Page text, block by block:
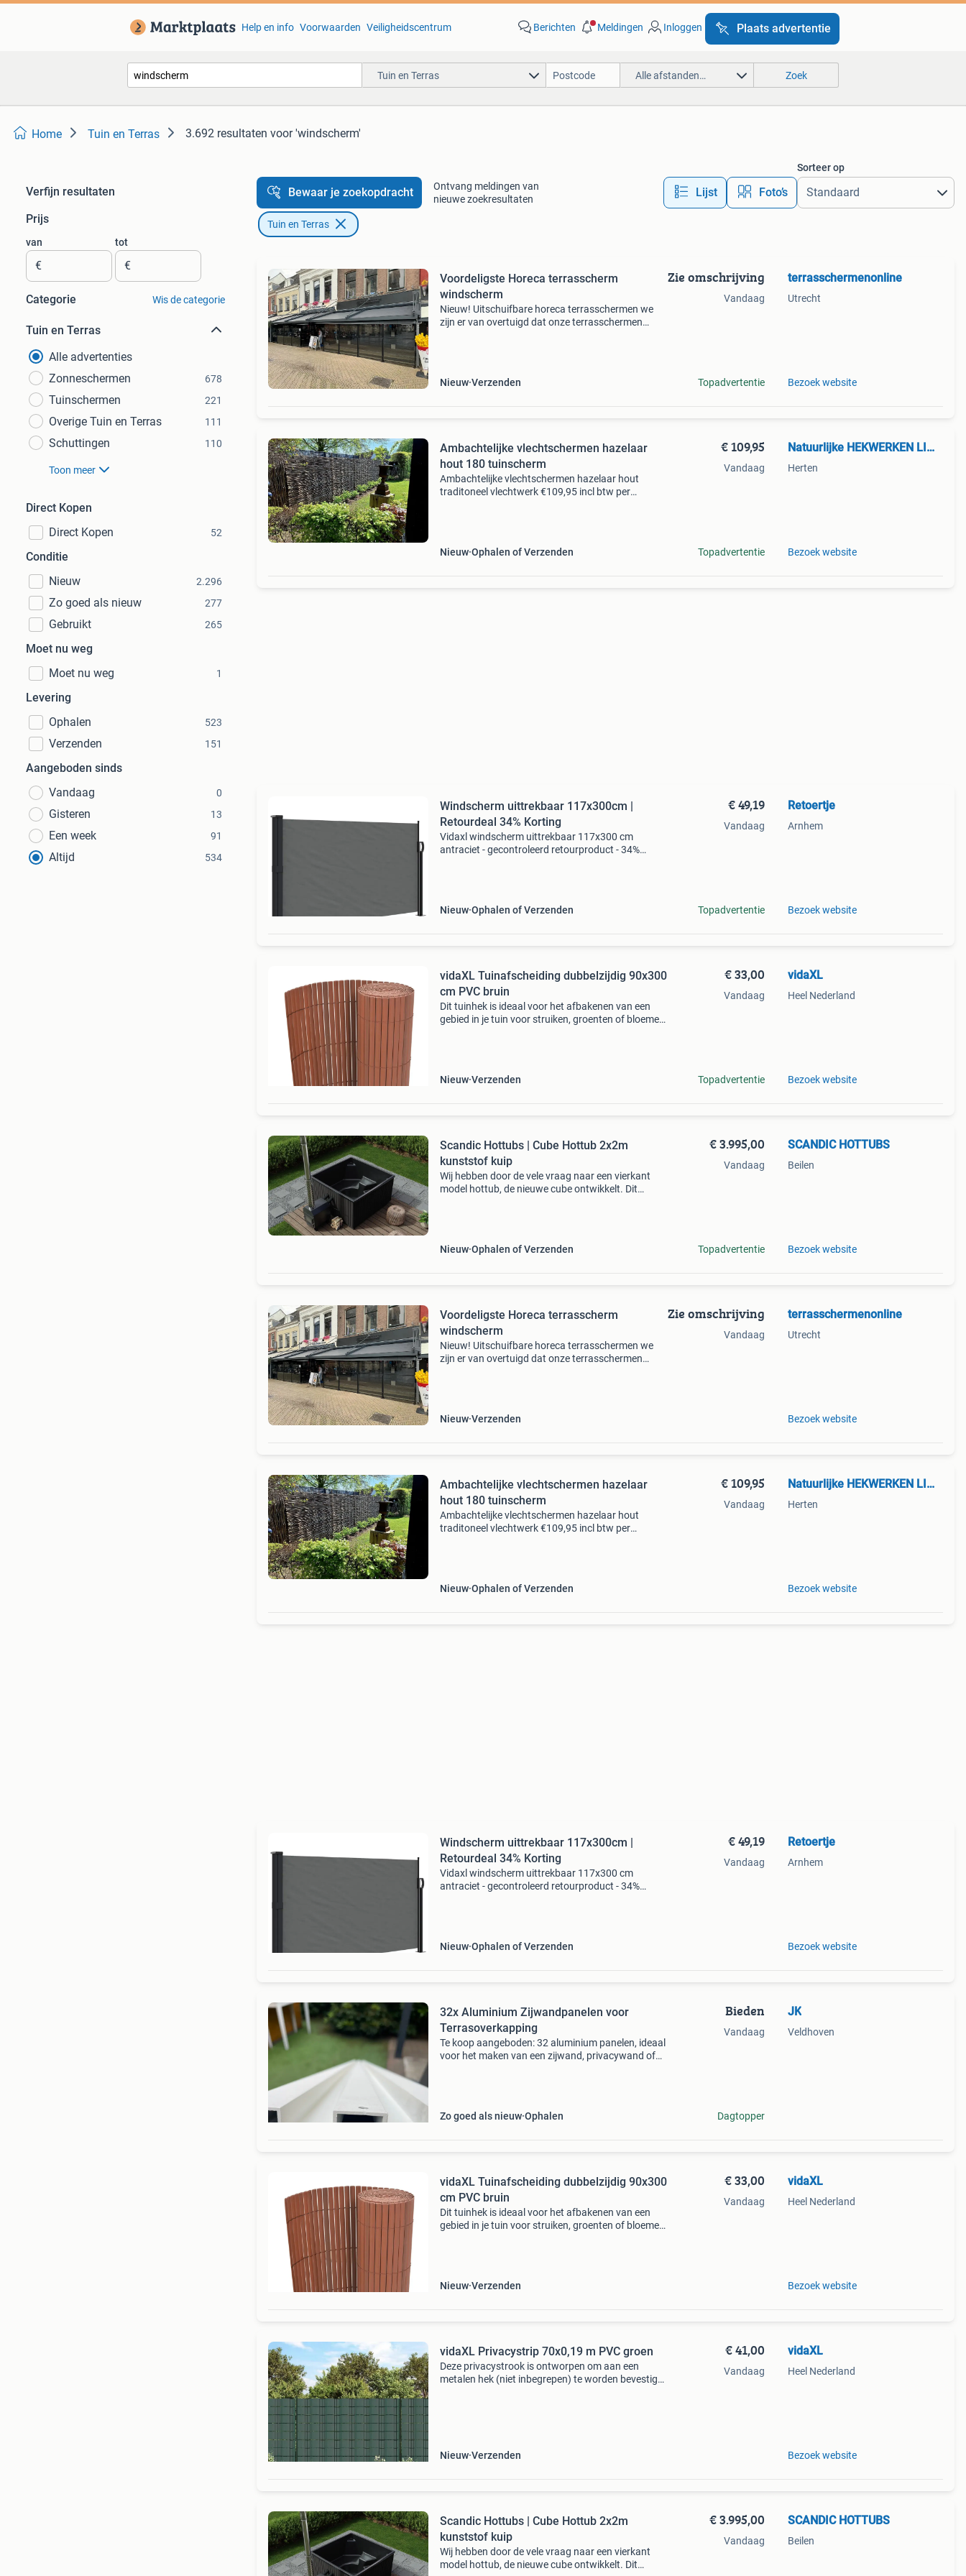
Help en info Voorwaarden Veiligheidscentrum Berichten Meldingen Inloggen Plaats advertentie
Tuin en Terras Alle afstanden… Zoek
Home Tuin en Terras 3.692 resultaten voor 'windscherm'
Verfijn resultaten
Prijs
van
€
tot
€
Categorie Wis de categorie
Tuin en Terras
Alle advertenties
Zonneschermen
678
Tuinschermen 221
Overige Tuin en Terras 111
Schuttingen 110
Toon meer
Direct Kopen
Direct Kopen
52
Conditie
Nieuw
2.296
Zo goed als nieuw 277
Gebruikt 265
Moet nu weg
Moet nu weg
1
Levering
Ophalen
523
Verzenden 151
Aangeboden sinds
Vandaag
0
Gisteren 13
Een week 91
Altijd 534
Bewaar je zoekopdracht
Ontvang meldingen van
nieuwe zoekresultaten
Lijst Foto’s
Sorteer op
Tuin en Terras
Voordeligste Horeca terrasscherm
windscherm
Nieuw! Uitschuifbare horeca terrasschermen we
zijn er van overtuigd dat onze terrasschermen
Nieuw Verzenden
Zie omschrijving
Vandaag
Topadvertentie
terrasschermenonline
Utrecht
Bezoek website
Ambachtelijke vlechtschermen hazelaar
hout 180 tuinscherm
Ambachtelijke vlechtschermen hazelaar hout
traditoneel vlechtwerk €109,95 incl btw per
Nieuw Ophalen of Verzenden
€ 109,95
Vandaag
Topadvertentie
Natuurlijke HEKWERKEN LIMBURG
Herten
Bezoek website
Windscherm uittrekbaar 117x300cm |
Retourdeal 34% Korting
Vidaxl windscherm uittrekbaar 117x300 cm
antraciet - gecontroleerd retourproduct - 34%
Nieuw Ophalen of Verzenden
€ 49,19
Vandaag
Topadvertentie
Retoertje
Arnhem
Bezoek website
vidaXL Tuinafscheiding dubbelzijdig 90x300
cm PVC bruin
Dit tuinhek is ideaal voor het afbakenen van een
gebied in je tuin voor struiken, groenten of bloemen,
Nieuw Verzenden
€ 33,00
Vandaag
Topadvertentie
vidaXL
Heel Nederland
Bezoek website
Scandic Hottubs | Cube Hottub 2x2m
kunststof kuip
Wij hebben door de vele vraag naar een vierkant
model hottub, de nieuwe cube ontwikkelt. Dit
Nieuw Ophalen of Verzenden
€ 3.995,00
Vandaag
Topadvertentie
SCANDIC HOTTUBS
Beilen
Bezoek website
Voordeligste Horeca terrasscherm
windscherm
Nieuw! Uitschuifbare horeca terrasschermen we
zijn er van overtuigd dat onze terrasschermen
Nieuw Verzenden
Zie omschrijving
Vandaag
terrasschermenonline
Utrecht
Bezoek website
Ambachtelijke vlechtschermen hazelaar
hout 180 tuinscherm
Ambachtelijke vlechtschermen hazelaar hout
traditoneel vlechtwerk €109,95 incl btw per
Nieuw Ophalen of Verzenden
€ 109,95
Vandaag
Natuurlijke HEKWERKEN LIMBURG
Herten
Bezoek website
Windscherm uittrekbaar 117x300cm |
Retourdeal 34% Korting
Vidaxl windscherm uittrekbaar 117x300 cm
antraciet - gecontroleerd retourproduct - 34%
Nieuw Ophalen of Verzenden
€ 49,19
Vandaag
Retoertje
Arnhem
Bezoek website
32x Aluminium Zijwandpanelen voor
Terrasoverkapping
Te koop aangeboden: 32 aluminium panelen, ideaal
voor het maken van een zijwand, privacywand of
Zo goed als nieuw Ophalen
Bieden
Vandaag
Dagtopper
JK
Veldhoven
vidaXL Tuinafscheiding dubbelzijdig 90x300
cm PVC bruin
Dit tuinhek is ideaal voor het afbakenen van een
gebied in je tuin voor struiken, groenten of bloemen,
Nieuw Verzenden
€ 33,00
Vandaag
vidaXL
Heel Nederland
Bezoek website
vidaXL Privacystrip 70x0,19 m PVC groen
Deze privacystrook is ontworpen om aan een
metalen hek (niet inbegrepen) te worden bevestigd
Nieuw Verzenden
€ 41,00
Vandaag
vidaXL
Heel Nederland
Bezoek website
Scandic Hottubs | Cube Hottub 2x2m
kunststof kuip
Wij hebben door de vele vraag naar een vierkant
model hottub, de nieuwe cube ontwikkelt. Dit
€ 3.995,00
Vandaag
SCANDIC HOTTUBS
Beilen